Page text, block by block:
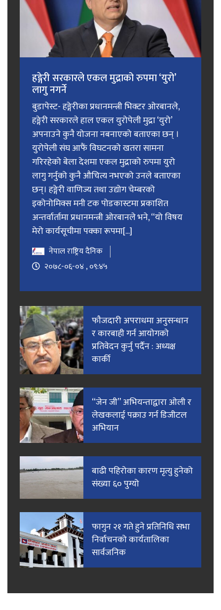
हङ्गेरी सरकारले एकल मुद्राको रुपमा ‘युरो’
लागु नगर्ने
बुडापेस्ट- हङ्गेरीका प्रधानमन्त्री भिक्टर ओरबानले,
हङ्गेरी सरकारले हाल एकल युरोपेली मुद्रा ‘युरो’
अपनाउने कुनै योजना नबनाएको बताएका छन् ।
युरोपेली संघ आफैं विघटनको खतरा सामना
गरिरहेको बेला देशमा एकल मुद्राको रुपमा युरो
लागु गर्नुको कुनै औचित्य नभएको उनले बताएका
छन्। हङ्गेरी वाणिज्य तथा उद्योग चेम्बरको
इकोनोमिक्स मनी टक पोडकास्टमा प्रकाशित
अन्तर्वार्तामा प्रधानमन्त्री ओरबानले भने, “यो विषय
मेरो कार्यसूचीमा पक्का रूपमा[...]
नेपाल राष्ट्रिय दैनिक
२०७८-०६-०४ , ०९:४५
फाैजदारी अपराधमा अनुसन्धान
र कारबाही गर्न आयाेगकाे
प्रतिवेदन कुर्नु पर्दैन : अध्यक्ष
कार्की
“जेन जी” अभियन्ताद्वारा ओली र
लेखकलाई पक्राउ गर्न डिजीटल
अभियान
बाढी पहिरोका कारण मृत्यु हुनेको
संख्या ६० पुग्यो
फागुन २१ गते हुने प्रतिनिधि सभा
निर्वाचनको कार्यतालिका
सार्वजनिक